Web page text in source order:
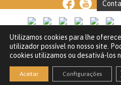
CM SANTA MARTA DE PENAGUIÃO ©
Política de privacidade
Declaração de Acessibilidade
Utilizamos cookies para lhe
utilizador possível no nosso site.
cookies utilizamos ou desativá-los
Aceitar Configurações